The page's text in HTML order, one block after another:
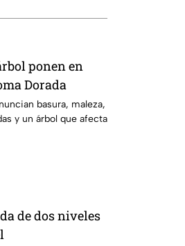
ponen en
Dorada
basura, maleza,
y un árbol que afecta
de dos niveles